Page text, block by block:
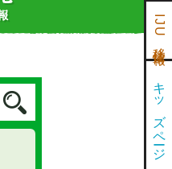
IJU移住情報
キッズページ